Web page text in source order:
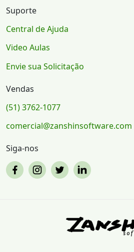
Suporte
Central de Ajuda
Video Aulas
Envie sua Solicitação
Vendas
(51) 3762-1077
comercial@zanshinsoftware.com
Siga-nos